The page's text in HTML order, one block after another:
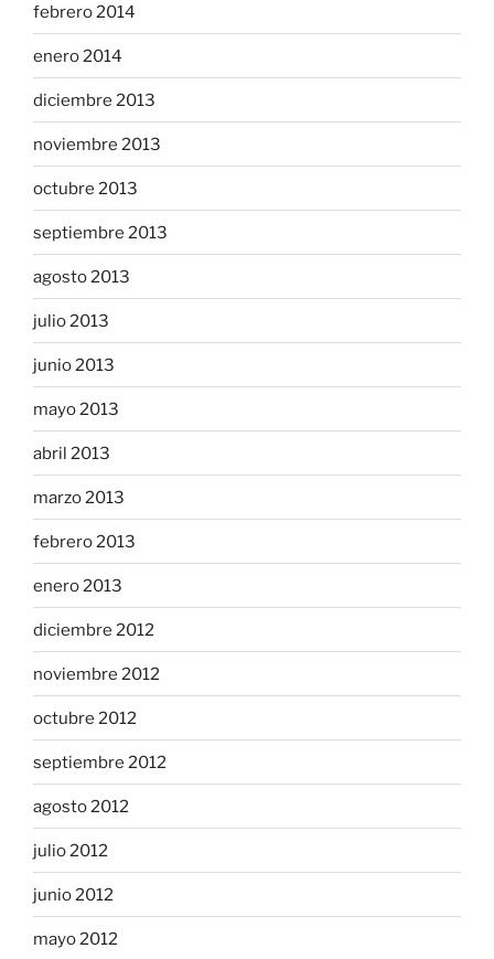
febrero 2014
enero 2014
diciembre 2013
noviembre 2013
octubre 2013
septiembre 2013
agosto 2013
julio 2013
junio 2013
mayo 2013
abril 2013
marzo 2013
febrero 2013
enero 2013
diciembre 2012
noviembre 2012
octubre 2012
septiembre 2012
agosto 2012
julio 2012
junio 2012
mayo 2012